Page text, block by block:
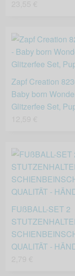
Zapf Creation
Baby born
Glitzerfee Set,
FUßBALL-SET 2
QUALITÄT -